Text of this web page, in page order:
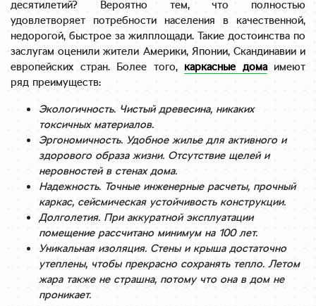
десятилетий? Вероятно тем, что полностью
удовлетворяет потребности населения в качественной,
недорогой, быстрое за жилплощади. Такие достоинства по
заслугам оценили жители Америки, Японии, Скандинавии и
европейских стран. Более того, каркасные дома имеют
ряд преимуществ:
Экологичность. Чистый древесина, никаких
токсичных материалов.
Эргономичность. Удобное жилье для активного и
здорового образа жизни. Отсутствие щелей и
неровностей в стенах дома.
Надежность. Точные инженерные расчеты, прочный
каркас, сейсмическая устойчивость конструкции.
Долголетия. При аккуратной эксплуатации
помещение рассчитано минимум на 100 лет.
Уникальная изоляция. Стены и крыша достаточно
утеплены, чтобы прекрасно сохранять тепло. Летом
жара также не страшна, потому что она в дом не
проникает.